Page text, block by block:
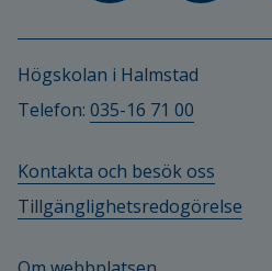
Högskolan i Halmstad
Telefon: 035-16 71 00
Kontakta och besök oss
Tillgänglighetsredogörelse